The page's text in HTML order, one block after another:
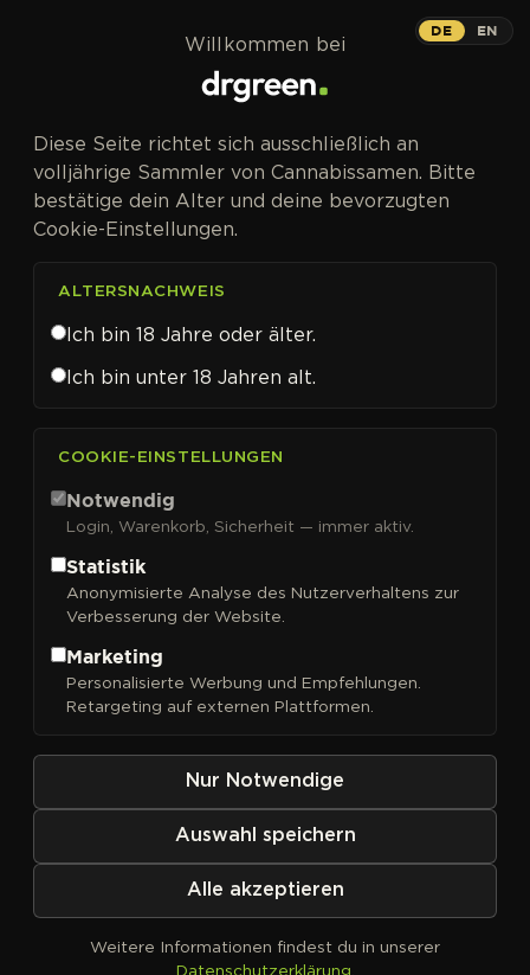
Philosopher Seeds
Sortieren nach
DE EN
Willkommen bei
Diese Seite richtet sich ausschließlich an
volljährige Sammler von Cannabissamen. Bitte
bestätige dein Alter und deine bevorzugten
Cookie-Einstellungen.
ALTERSNACHWEIS
Ich bin 18 Jahre oder älter.
Ich bin unter 18 Jahren alt.
COOKIE-EINSTELLUNGEN
Notwendig
Login, Warenkorb, Sicherheit — immer aktiv.
Statistik
Anonymisierte Analyse des Nutzerverhaltens zur
Verbesserung der Website.
Marketing
Personalisierte Werbung und Empfehlungen.
Retargeting auf externen Plattformen.
Nur Notwendige
Auswahl speichern
Alle akzeptieren
Weitere Informationen findest du in unserer
Datenschutzerklärung